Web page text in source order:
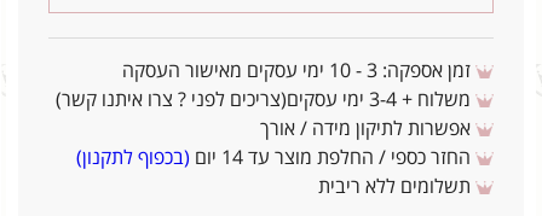
זמן אספקה: 3 - 10 ימי עסקים מאישור העסקה
משלוח + 3-4 ימי עסקים(צריכים לפני ? צרו איתנו קשר)
אפשרות לתיקון מידה / אורך
החזר כספי / החלפת מוצר עד 14 יום
(בכפוף לתקנון)
תשלומים ללא ריבית